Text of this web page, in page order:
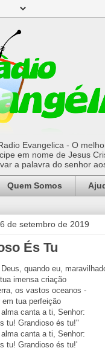
Evangelica - O
em nome de Jesus
a palavra do senhor
Quem Somos
de setembro de 2019
És Tu
quando eu,
imensa criação
os vastos oceanos -
tua perfeição
canta a ti, Senhor:
tu! Grandioso és tu!"
canta a ti, Senhor:
tu! Grandioso és tu!'